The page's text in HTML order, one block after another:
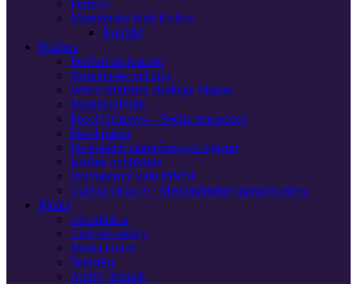
Partneri
Maratónsky klub Košice
Kontakt
História
Pohľad do histórie
Maratónske míľniky
World Athletics Heritage Plaque
MarathonPoint
Posol víťazstva – Socha maratónca
Posol mieru
Po stopách maratónskych legiend
Knižné publikácie
Diamantový klub MMM
Galéria víťazov · Medzinárodný maratón mieru
Médiá
Akreditácia
Tlačové správy
Media Guide
Štatistiky
Archív aktualít